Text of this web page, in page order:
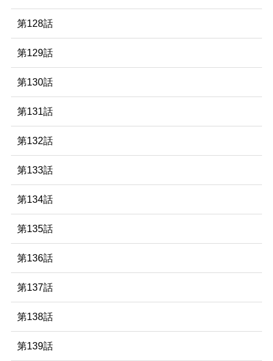
第128話
第129話
第130話
第131話
第132話
第133話
第134話
第135話
第136話
第137話
第138話
第139話